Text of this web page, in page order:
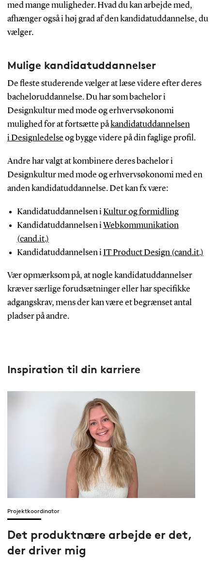
med mange muligheder. Hvad du kan arbejde med,
afhænger også i høj grad af den kandidatuddannelse, du
vælger.
Mulige kandidatuddannelser
De fleste studerende vælger at læse videre efter deres
bacheloruddannelse. Du har som bachelor i
Designkultur med mode og erhvervsøkonomi
mulighed for at fortsætte på kandidatuddannelsen
i Designledelse og bygge videre på din faglige profil .
Andre har valgt at kombinere deres bachelor i
Designkultur med mode og erhvervsøkonomi med en
anden kandidatuddannelse. Det kan fx være:
Kandidatuddannelsen i Kultur og formidling
Kandidatuddannelsen i Webkommunikation
(cand.it.)
Kandidatuddannelsen i IT Product Design (cand.it.)
Vær opmærksom på, at nogle kandidatuddannelser
kræver særlige forudsætninger eller har specifikke
adgangskrav, mens der kan være et begrænset antal
pladser på andre.
Inspiration til din karriere
Projektkoordinator
Det produktnære arbejde er det,
der driver mig